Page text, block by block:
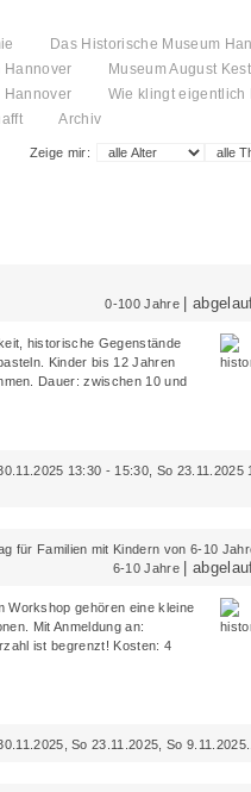
Das Historische Museum
Hannover
Museum August
Hannover
Wie klingt eigentlich
Archiv
Zeige mir:
0-100 Jahre |
historische Gegenstände
Kinder bis 12 Jahren
Dauer: zwischen 10 und
13:30 - 15:30, So 23.11.2025
für Familien mit Kindern von 6-10
6-10 Jahre |
Workshop gehören eine kleine
Mit Anmeldung an:
ist begrenzt! Kosten: 4
So 23.11.2025, So 9.11.2025...